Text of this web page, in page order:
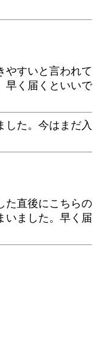
やすいと言われて
早く届くといいで
した。今はまだ入
た直後にこちらの
いました。早く届